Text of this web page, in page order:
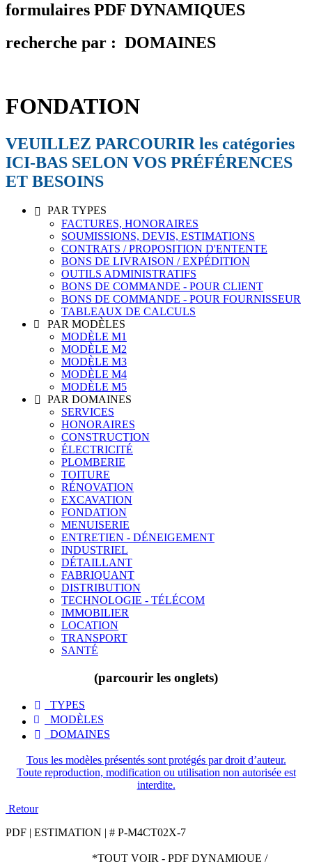
formulaires PDF DYNAMIQUES
recherche par : DOMAINES
FONDATION
VEUILLEZ PARCOURIR les catégories
ICI-BAS SELON VOS PRÉFÉRENCES
ET BESOINS

PAR TYPES
FACTURES, HONORAIRES
SOUMISSIONS, DEVIS, ESTIMATIONS
CONTRATS / PROPOSITION D'ENTENTE
BONS DE LIVRAISON / EXPÉDITION
OUTILS ADMINISTRATIFS
BONS DE COMMANDE - POUR CLIENT
BONS DE COMMANDE - POUR FOURNISSEUR
TABLEAUX DE CALCULS

PAR MODÈLES
MODÈLE M1
MODÈLE M2
MODÈLE M3
MODÈLE M4
MODÈLE M5

PAR DOMAINES
SERVICES
HONORAIRES
CONSTRUCTION
ÉLECTRICITÉ
PLOMBERIE
TOITURE
RÉNOVATION
EXCAVATION
FONDATION
MENUISERIE
ENTRETIEN - DÉNEIGEMENT
INDUSTRIEL
DÉTAILLANT
FABRIQUANT
DISTRIBUTION
TECHNOLOGIE - TÉLÉCOM
IMMOBILIER
LOCATION
TRANSPORT
SANTÉ
(parcourir les onglets)
 TYPES

MODÈLES

DOMAINES
Tous les modèles présentés sont protégés par droit d’auteur.
Toute reproduction, modification ou utilisation non autorisée est
interdite.
Retour
PDF | ESTIMATION | # P-M4CT02X-7
*TOUT VOIR - PDF DYNAMIQUE /